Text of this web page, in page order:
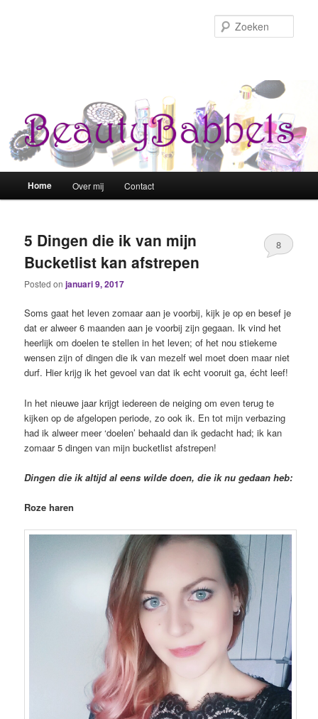
Hoofdmenu
Spring naar de primaire inhoud
Spring naar de secundaire inhoud
Home Over mij Contact
5 Dingen die ik van mijn
Bucketlist kan afstrepen
Posted onjanuari 9, 2017
8
Soms gaat het leven zomaar aan je voorbij, kijk je op en besef je
dat er alweer 6 maanden aan je voorbij zijn gegaan. Ik vind het
heerlijk om doelen te stellen in het leven; of het nou stiekeme
wensen zijn of dingen die ik van mezelf wel moet doen maar niet
durf. Hier krijg ik het gevoel van dat ik echt vooruit ga, écht leef!
In het nieuwe jaar krijgt iedereen de neiging om even terug te
kijken op de afgelopen periode, zo ook ik. En tot mijn verbazing
had ik alweer meer ‘doelen’ behaald dan ik gedacht had; ik kan
zomaar 5 dingen van mijn bucketlist afstrepen!
Dingen die ik altijd al eens wilde doen, die ik nu gedaan heb:
Roze haren